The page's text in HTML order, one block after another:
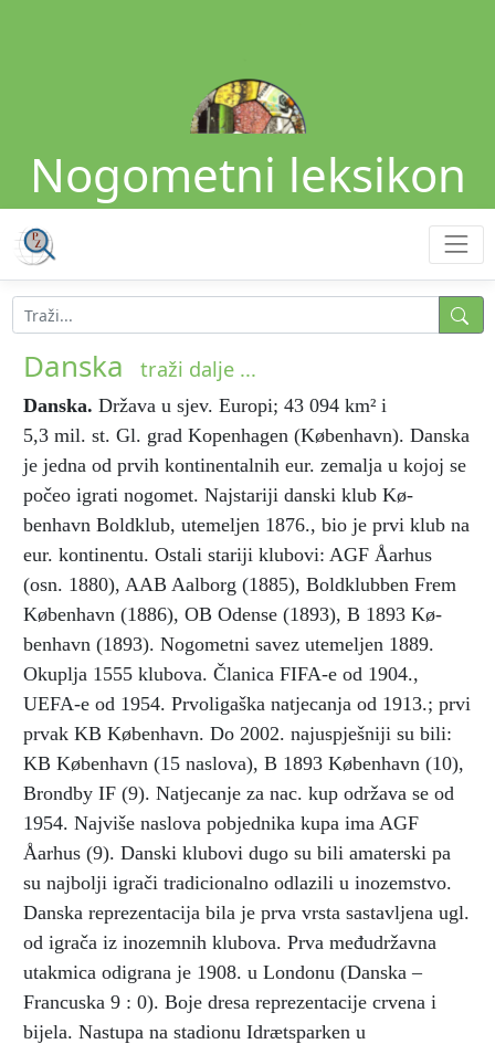
Nogometni leksikon
Danska traži dalje ...
Danska. Država u sjev. Europi; 43 094 km² i
5,3 mil. st. Gl. grad Kopenhagen (Kø­benhavn). Danska
je jedna od prvih kontinentalnih eur. zemalja u kojoj se
počeo igrati nogomet. Najstariji danski klub Kø­
benhavn Boldklub, utemeljen 1876., bio je prvi klub na
eur. kontinentu. Ostali stariji klubovi: AGF Åarhus
(osn. 1880), AAB Aalborg (1885), Boldklubben Frem
Kø­benhavn (1886), OB Odense (1893), B 1893 Kø­
benhavn (1893). Nogometni savez utemeljen 1889.
Okuplja 1555 klubova. Članica FIFA-e od 1904.,
UEFA-e od 1954. Prvoligaška natjecanja od 1913.; prvi
prvak KB Kø­benhavn. Do 2002. najuspješniji su bili:
KB Kø­benhavn (15 naslova), B 1893 Kø­benhavn (10),
Brondby IF (9). Natjecanje za nac. kup održava se od
1954. Najviše naslova pobjednika kupa ima AGF
Åarhus (9). Danski klubovi dugo su bili amaterski pa
su najbolji igrači tradicionalno odlazili u inozemstvo.
Danska reprezentacija bila je prva vrsta sastavljena ugl.
od igrača iz inozemnih klubova. Prva međudržavna
utakmica odigrana je 1908. u Londonu (Danska –
Francuska 9 : 0). Boje dresa reprezentacije crvena i
bijela. Nastupa na stadionu Idræ­tsparken u